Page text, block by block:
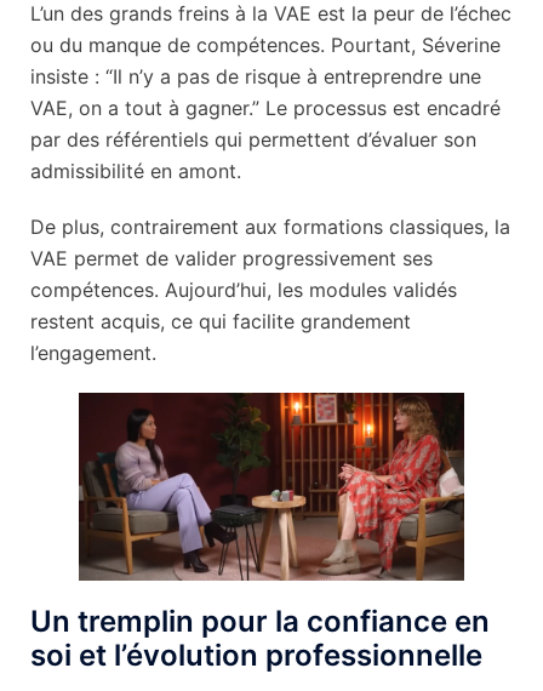
L’un des grands freins à la VAE est la peur de l’échec
ou du manque de compétences. Pourtant, Séverine
insiste : “Il n’y a pas de risque à entreprendre une
VAE, on a tout à gagner.” Le processus est encadré
par des référentiels qui permettent d’évaluer son
admissibilité en amont.
De plus, contrairement aux formations classiques, la
VAE permet de valider progressivement ses
compétences. Aujourd’hui, les modules validés
restent acquis, ce qui facilite grandement
l’engagement.
Un tremplin pour la confiance en
soi et l’évolution professionnelle